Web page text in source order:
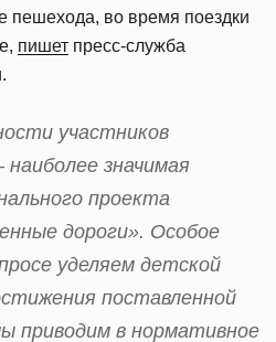
пешехода, во время поездки
пишет пресс-служба
участников
значимая
проекта
дороги». Особое
уделяем детской
поставленной
приводим в нормативное